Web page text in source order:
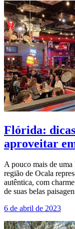
Flórida:
aproveitar
A pouco mais de uma
região de Ocala
autêntica, com
de suas belas
6 de abril de 2023